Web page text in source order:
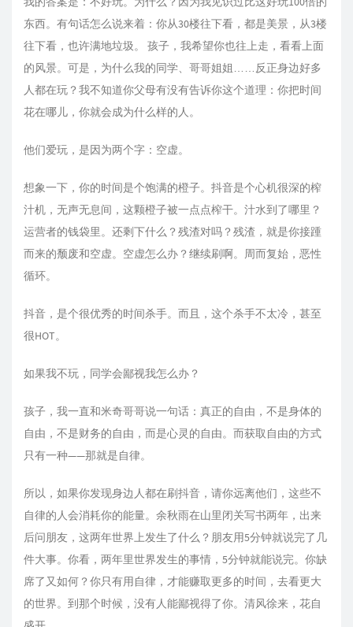
东西。有句话怎么说来着：你从30楼往下看，都是美景，从3楼
往下看，也许满地垃圾。 孩子，我希望你也往上走，看看上面
的风景。可是，为什么我的同学、哥哥姐姐……反正身边好多
人都在玩？我不知道你父母有没有告诉你这个道理：你把时间
花在哪儿，你就会成为什么样的人。
他们爱玩，是因为两个字：空虚。
想象一下，你的时间是个饱满的橙子。抖音是个心机很深的榨
汁机，无声无息间，这颗橙子被一点点榨干。汁水到了哪里？
运营者的钱袋里。还剩下什么？残渣对吗？残渣，就是你接踵
而来的颓废和空虚。空虚怎么办？继续刷啊。周而复始，恶性
循环。
抖音，是个很优秀的时间杀手。而且，这个杀手不太冷，甚至
很HOT。
如果我不玩，同学会鄙视我怎么办？
孩子，我一直和米奇哥哥说一句话：真正的自由，不是身体的
自由，不是财务的自由，而是心灵的自由。而获取自由的方式
只有一种——那就是自律。
所以，如果你发现身边人都在刷抖音，请你远离他们，这些不
自律的人会消耗你的能量。余秋雨在山里闭关写书两年，出来
后问朋友，这两年世界上发生了什么？朋友用5分钟就说完了几
件大事。你看，两年里世界发生的事情，5分钟就能说完。你缺
席了又如何？你只有用自律，才能赚取更多的时间，去看更大
的世界。到那个时候，没有人能鄙视得了你。清风徐来，花自